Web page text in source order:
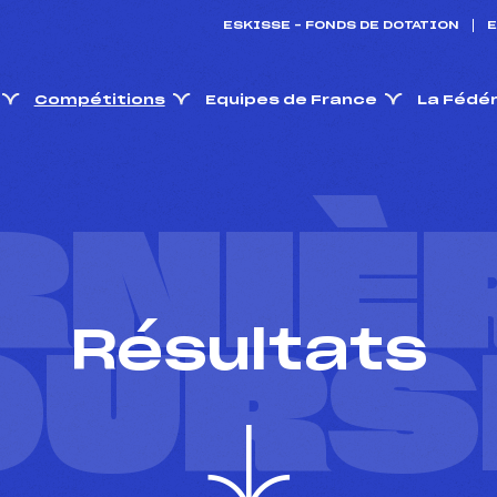
ESKISSE – FONDS DE DOTATION
Compétitions Equipes de France La
Résultats